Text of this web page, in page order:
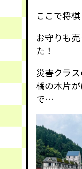
ここで将棋
お守りも
た！
災害クラ
橋の木片
で…